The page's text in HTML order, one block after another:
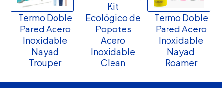
Termo Doble
Pared Acero
Inoxidable
Nayad
Trouper
Kit
Ecológico de
Popotes
Acero
Inoxidable
Clean
Termo Doble
Pared Acero
Inoxidable
Nayad
Roamer